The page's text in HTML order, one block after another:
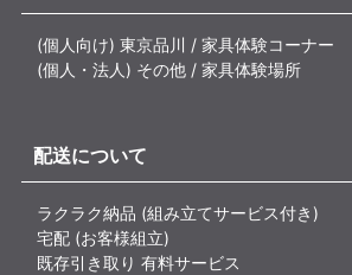
(個人向け) 東京品川 / 家具体験コーナー
(個人・法人) その他 / 家具体験場所
配送について
ラクラク納品 (組み立てサービス付き)
宅配 (お客様組立)
既存引き取り 有料サービス